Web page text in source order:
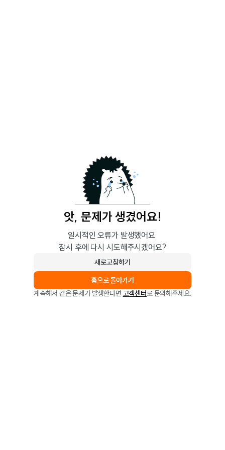
앗, 문제가 생겼어요!
일시적인 오류가 발생했어요.
잠시 후에 다시 시도해주시겠어요?
새로고침하기
홈으로 돌아가기
계속해서 같은 문제가 발생한다면 고객센터로 문의해주세요.